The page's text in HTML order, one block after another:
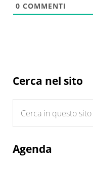
0 COMMENTI
Sidebar
Cerca nel sito
Agenda